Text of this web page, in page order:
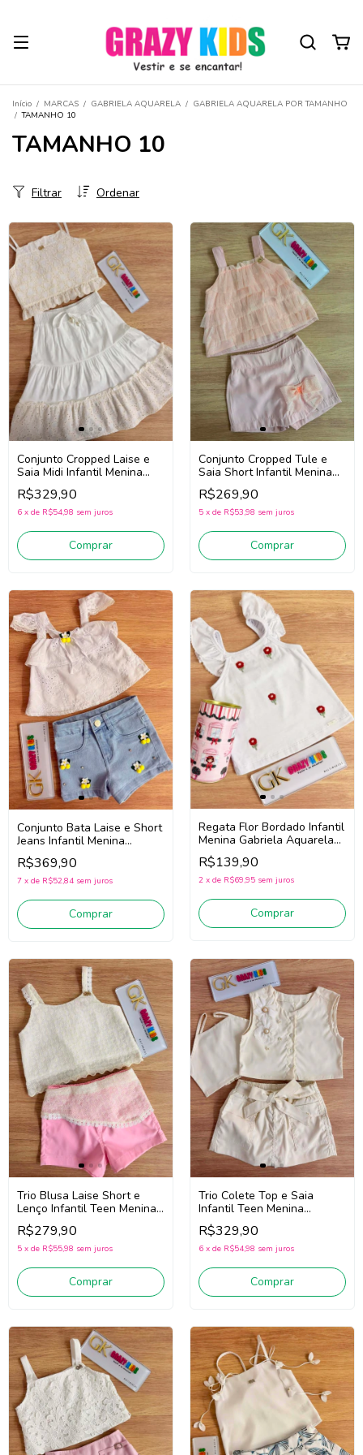
Início / MARCAS / GABRIELA AQUARELA / GABRIELA AQUARELA POR TAMANHO
/ TAMANHO 10
TAMANHO 10
Ordenar
Filtrar
Conjunto Cropped Laise e
Saia Midi Infantil Menina
Gabriela Aquarela 262245
(Off White)
R$329,90
6 x de R$54,98 sem juros
Comprar
Conjunto Cropped Tule e
Saia Short Infantil Menina
Gabriela Aquarela 262076
(Salmão/Rosa)
R$269,90
5 x de R$53,98 sem juros
Comprar
Conjunto Bata Laise e Short
Jeans Infantil Menina
Gabriela Aquarela 262241
(Branco/Azul)
R$369,90
7 x de R$52,84 sem juros
Comprar
Regata Flor Bordado Infantil
Menina Gabriela Aquarela
262008 (Branco)
R$139,90
2 x de R$69,95 sem juros
Comprar
Trio Blusa Laise Short e
Lenço Infantil Teen Menina
Gabriela Aquarela 262233
(Off White/Rosa)
R$279,90
5 x de R$55,98 sem juros
Comprar
Trio Colete Top e Saia
Infantil Teen Menina
Gabriela Aquarela 262244
(Off White)
R$329,90
6 x de R$54,98 sem juros
Comprar